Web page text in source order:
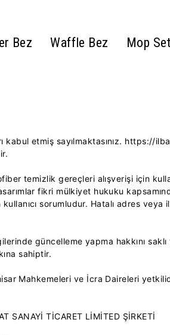
Bez Waffle Bez Mop
etmiş sayılmaktasınız. https://
temizlik gereçleri alışverişi için
fikri mülkiyet hukuku
sorumludur. Hatalı adres
güncelleme yapma hakkını
sahiptir.
Mahkemeleri ve İcra Daireleri
SANAYİ TİCARET LİMİTED ŞİRKETİ